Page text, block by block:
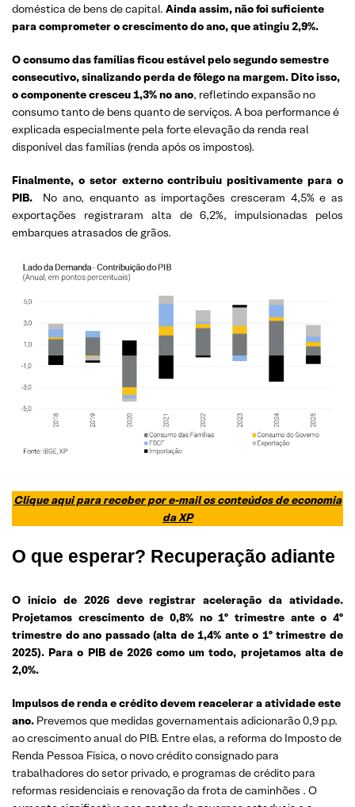
doméstica de bens de capital. Ainda assim, não foi suficiente
para comprometer o crescimento do ano, que atingiu 2,9%.
O consumo das famílias ficou estável pelo segundo semestre
consecutivo, sinalizando perda de fôlego na margem. Dito isso,
o componente cresceu 1,3% no ano, refletindo expansão no
consumo tanto de bens quanto de serviços. A boa performance é
explicada especialmente pela forte elevação da renda real
disponível das famílias (renda após os impostos).
Finalmente, o setor externo contribuiu positivamente para o
PIB.
No ano, enquanto as importações cresceram 4,5% e as
exportações registraram alta de 6,2%, impulsionadas pelos
embarques atrasados de grãos.
Clique aqui para receber por e-mail os conteúdos de economia
da XP
O que esperar? Recuperação adiante
O início de 2026 deve registrar aceleração da atividade.
Projetamos crescimento de 0,8% no 1º trimestre ante o 4º
trimestre do ano passado (alta de 1,4% ante o 1º trimestre de
2025). Para o PIB de 2026 como um todo, projetamos alta de
2,0%.
Impulsos de renda e crédito devem reacelerar a atividade este
ano. Prevemos que medidas governamentais adicionarão 0,9 p.p.
ao crescimento anual do PIB. Entre elas, a reforma do Imposto de
Renda Pessoa Física, o novo crédito consignado para
trabalhadores do setor privado, e programas de crédito para
reformas residenciais e renovação da frota de caminhões . O